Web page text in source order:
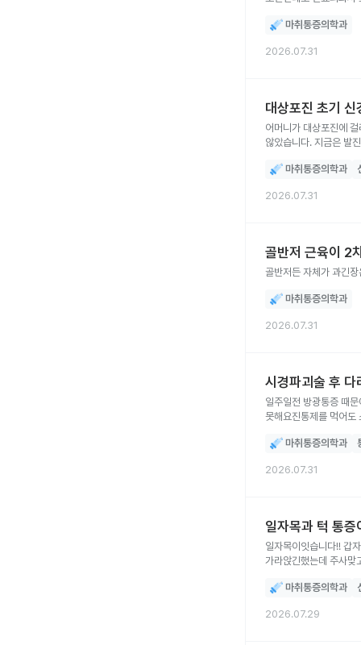
마취통증의학과
2026.07.31
대상포진 초기
어머니가 대상포진에
않았습니다. 지금은 발
바로 모시고 가고 싶습
마취통증의학과
2026.07.31
골반저 근육이 2
골반저든 자체가 과긴
마취통증의학과
2026.07.31
시경파괴술 후
일주일전 방광통증 때
못해요진통제를 먹어도
마취통증의학과
2026.07.31
일자목과 턱 통
일자목이잇습니다!! 갑
가라앉긴했는데 주사맞
마취통증의학과
2026.07.29